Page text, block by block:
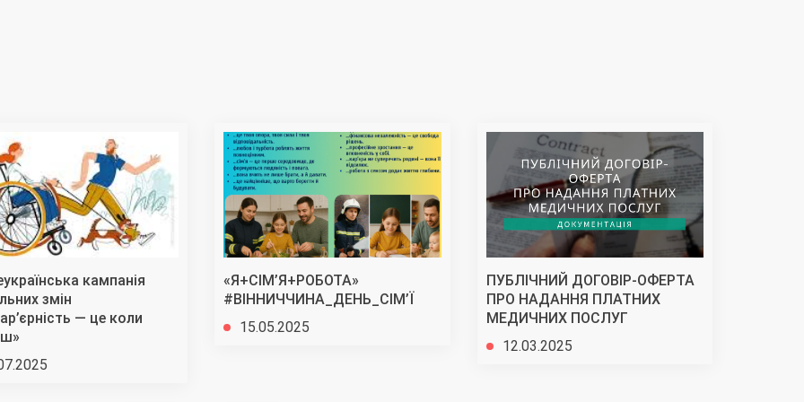
кампанія
змін
— це коли
«Я+СІМ’Я+РОБОТА»
#ВІННИЧЧИНА_ДЕНЬ_СІМ’Ї
15.05.2025
ПУБЛІЧНИЙ ДОГОВІР-ОФЕРТА
ПРО НАДАННЯ ПЛАТНИХ
МЕДИЧНИХ ПОСЛУГ
12.03.2025